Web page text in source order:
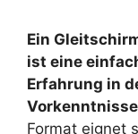
Ein
ist eine
Erfahrung in
Format eignet